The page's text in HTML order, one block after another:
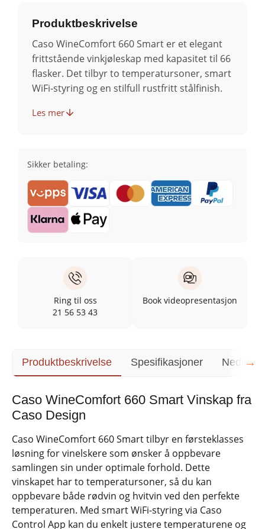
Produktbeskrivelse
Caso WineComfort 660 Smart er et elegant
frittstående vinkjøleskap med kapasitet til 66
flasker. Det tilbyr to temperatursoner, smart
WiFi-styring og en stilfull rustfritt stålfinish.
Les mer
Sikker betaling:
Ring til oss
21 56 53 43
Book videopresentasjon
Produktbeskrivelse Spesifikasjoner
Caso WineComfort 660 Smart Vinskap fra
Caso Design
Caso WineComfort 660 Smart tilbyr en førsteklasses
løsning for vinelskere som ønsker å oppbevare
samlingen sin under optimale forhold. Dette
vinskapet har to temperatursoner, så du kan
oppbevare både rødvin og hvitvin ved den perfekte
temperaturen. Med smart WiFi-styring via Caso
Control App kan du enkelt justere temperaturene og
→